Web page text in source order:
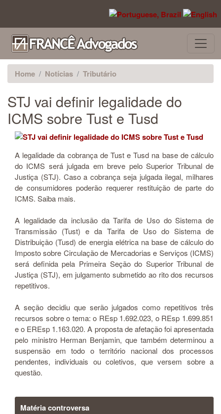
Home Notícias Tributário
STJ vai definir legalidade do
ICMS sobre Tust e Tusd
A legalidade da cobrança de Tust e Tusd na base de cálculo
do ICMS será julgada em breve pelo Superior Tribunal de
Justiça (STJ). Caso a cobrança seja julgada ilegal, milhares
de consumidores poderão requerer restituição de parte do
ICMS. Saiba mais.
A legalidade da inclusão da Tarifa de Uso do Sistema de
Transmissão (Tust) e da Tarifa de Uso do Sistema de
Distribuição (Tusd) de energia elétrica na base de cálculo do
Imposto sobre Circulação de Mercadorias e Serviços (ICMS)
será definida pela Primeira Seção do Superior Tribunal de
Justiça (STJ), em julgamento submetido ao rito dos recursos
repetitivos.
A seção decidiu que serão julgados como repetitivos três
recursos sobre o tema: o REsp 1.692.023, o REsp 1.699.851
e o EREsp 1.163.020. A proposta de afetação foi apresentada
pelo ministro Herman Benjamin, que também determinou a
suspensão em todo o território nacional dos processos
pendentes, individuais ou coletivos, que versem sobre a
questão.
Matéria controversa